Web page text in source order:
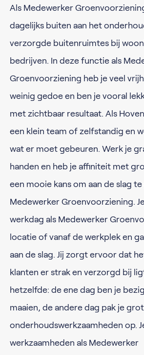
Als Medewerker
dagelijks buiten aan het
verzorgde buitenruimtes bij
bedrijven. In deze functie als
Groenvoorziening heb je veel
weinig gedoe en ben je vooral
met zichtbaar resultaat. Als
een klein team of zelfstandig en
wat er moet gebeuren. Werk je
handen en heb je affiniteit met
een mooie kans om aan de slag te
Medewerker Groenvoorziening.
werkdag als Medewerker
locatie of vanaf de werkplek en
aan de slag. Jij zorgt ervoor dat
klanten er strak en verzorgd bij
hetzelfde: de ene dag ben je
maaien, de andere dag pak je
onderhoudswerkzaamheden op.
werkzaamheden als Medewerker